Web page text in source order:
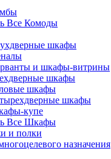
Все Комоды
шкафы
и шкафы-витрины
шкафы
шкафы
шкафы
купе
Все Шкафы
и полки
назначения